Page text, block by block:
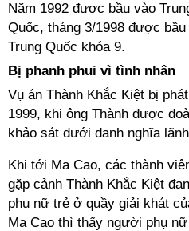
Năm 1992 được bầu vào
Quốc, tháng 3/1998 được
Trung Quốc khóa 9.
Bị phanh phui vì tình nhân
Vụ án Thành Khắc Kiệt bị
1999, khi ông Thành được
khảo sát dưới danh nghĩa
Khi tới Ma Cao, các thành
gặp cảnh Thành Khắc Kiệt
phụ nữ trẻ ở quầy giải khát
Ma Cao thì thấy người phụ